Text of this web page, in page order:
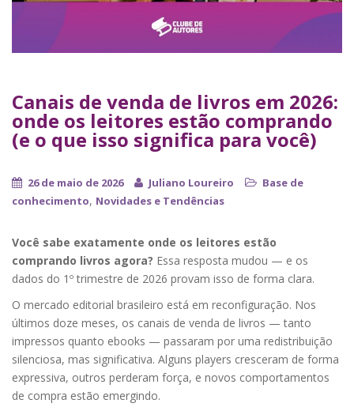
Canais de venda de livros em 2026:
onde os leitores estão comprando
(e o que isso significa para você)
26 de maio de 2026 Juliano Loureiro
Base de
conhecimento, Novidades e Tendências
Você sabe exatamente onde os leitores estão
comprando livros agora? Essa resposta mudou — e os
dados do 1º trimestre de 2026 provam isso de forma clara.
O mercado editorial brasileiro está em reconfiguração. Nos
últimos doze meses, os canais de venda de livros — tanto
impressos quanto ebooks — passaram por uma redistribuição
silenciosa, mas significativa. Alguns players cresceram de forma
expressiva, outros perderam força, e novos comportamentos
de compra estão emergindo.